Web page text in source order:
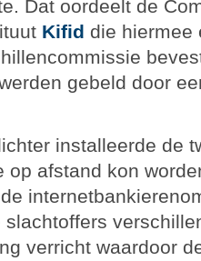
Dat oordeelt de
Kifid die hiermee
gebeld door
installeerde de
op afstand kon
verricht waardoor